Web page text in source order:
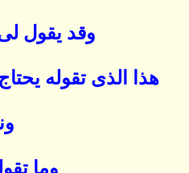
وقد يقول
هذا الذى تقوله
وما